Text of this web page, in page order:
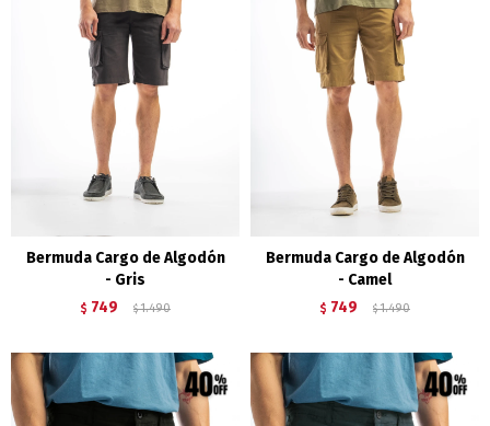
Bermuda Cargo de Algodón
- Gris
$ 749 $ 1.490
Bermuda Cargo de Algodón
- Camel
$ 749 $ 1.490